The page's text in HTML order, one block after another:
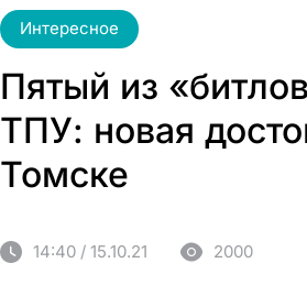
Интересное
Пятый из
ТПУ: новая
Томске
14:40 / 15.10.21 2000